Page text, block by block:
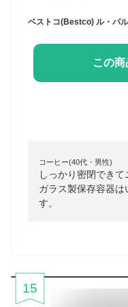
ベストコ(Bestco) ル・パ
この
コーヒー(40代・男性)
しっかり密閉でき
ガラス製保存容器
す。
15